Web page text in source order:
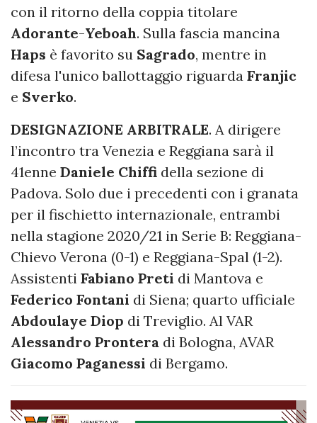
con il ritorno della coppia titolare
Adorante-Yeboah. Sulla fascia mancina
Haps è favorito su Sagrado, mentre in
difesa l'unico ballottaggio riguarda Franjic
e Sverko.
DESIGNAZIONE ARBITRALE. A dirigere
l’incontro tra Venezia e Reggiana sarà il
41enne Daniele Chiffi della sezione di
Padova. Solo due i precedenti con i granata
per il fischietto internazionale, entrambi
nella stagione 2020/21 in Serie B: Reggiana-
Chievo Verona (0-1) e Reggiana-Spal (1-2).
Assistenti Fabiano Preti di Mantova e
Federico Fontani di Siena; quarto ufficiale
Abdoulaye Diop di Treviglio. Al VAR
Alessandro Prontera di Bologna, AVAR
Giacomo Paganessi di Bergamo.